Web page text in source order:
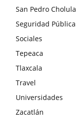
San Pedro Cholula
Seguridad Pública
Sociales
Tepeaca
Tlaxcala
Travel
Universidades
Zacatlán